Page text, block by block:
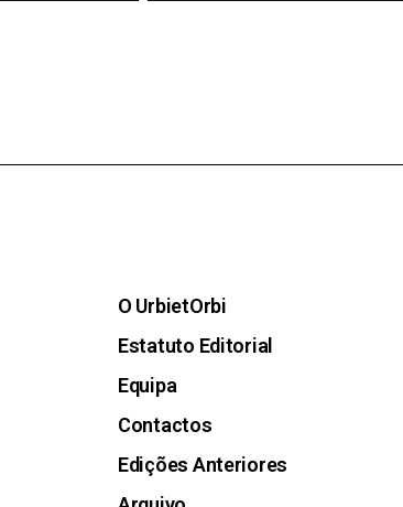
O UrbietOrbi
Estatuto Editorial
Equipa
Contactos
Edições Anteriores